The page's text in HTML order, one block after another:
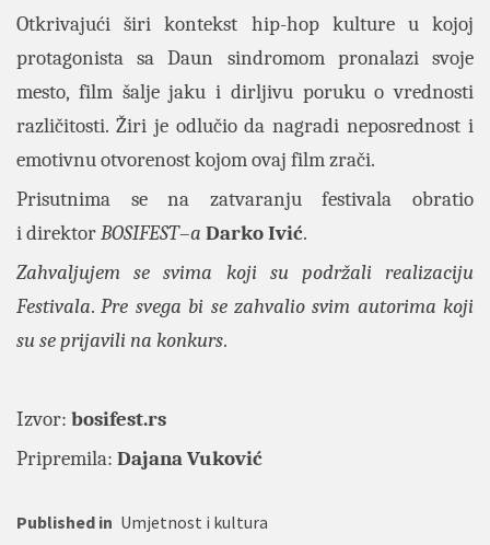
Otkrivajući širi kontekst hip-hop kulture u kojoj
protagonista sa Daun sindromom pronalazi svoje
mesto, film šalje jaku i dirljivu poruku o vrednosti
različitosti. Žiri je odlučio da nagradi neposrednost i
emotivnu otvorenost kojom ovaj film zrači.
Prisutnima se na zatvaranju festivala obratio
i direktorBOSIFEST–a Darko Ivić.
Zahvaljujem se svima koji su podržali realizaciju
Festivala.Pre svega bi se zahvalio svim autorima koji
su se prijavili na konkurs.
Izvor: bosifest.rs
Pripremila: Dajana Vuković
Published in Umjetnost i kultura